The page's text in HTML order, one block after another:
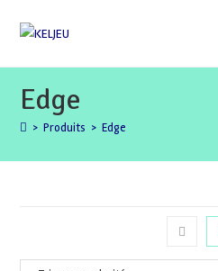
Edge
> Produits > Edge